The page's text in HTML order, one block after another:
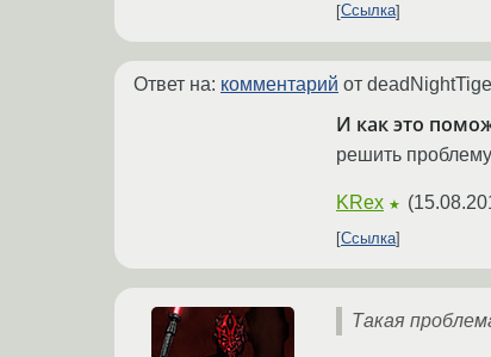
Ссылка
Ответ на: комментарий от
И как это
решить
KRex ★ (
Ссылка
Такая